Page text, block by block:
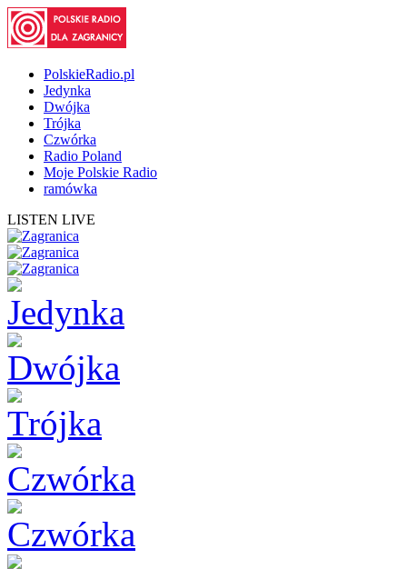
PolskieRadio.pl
Jedynka
Dwójka
Trójka
Czwórka
Radio Poland
Moje Polskie Radio
ramówka
LISTEN LIVE